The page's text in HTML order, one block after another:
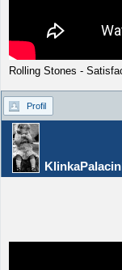
Rolling Stones -
Profil